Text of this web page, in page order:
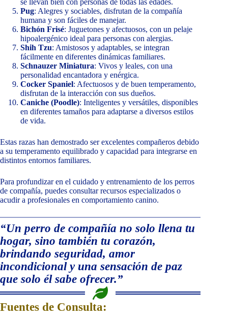
se llevan bien con personas de todas las edades.
Pug: Alegres y sociables, disfrutan de la compañía
humana y son fáciles de manejar.
Bichón Frisé: Juguetones y afectuosos, con un pelaje
hipoalergénico ideal para personas con alergias.
Shih Tzu: Amistosos y adaptables, se integran
fácilmente en diferentes dinámicas familiares.
Schnauzer Miniatura: Vivos y leales, con una
personalidad encantadora y enérgica.
Cocker Spaniel: Afectuosos y de buen temperamento,
disfrutan de la interacción con sus dueños.
Caniche (Poodle): Inteligentes y versátiles, disponibles
en diferentes tamaños para adaptarse a diversos estilos
de vida.
Estas razas han demostrado ser excelentes compañeros debido
a su temperamento equilibrado y capacidad para integrarse en
distintos entornos familiares.
Para profundizar en el cuidado y entrenamiento de los perros
de compañía, puedes consultar recursos especializados o
acudir a profesionales en comportamiento canino.
“Un perro de compañía no solo llena tu
hogar, sino también tu corazón,
brindando seguridad, amor
incondicional y una sensación de paz
que solo él sabe ofrecer.”
Fuentes de Consulta: